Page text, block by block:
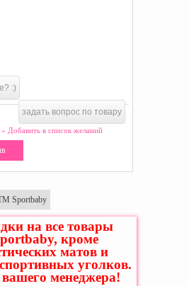
:)
задать вопрос по товару
» Добавить в список желаний
Sportbaby
на все товары
кроме
матов и
уголков.
менеджера!